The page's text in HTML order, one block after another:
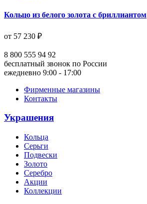
Кольцо из белого золота с бриллиантом
от 57 230 ₽
8 800 555 94 92
бесплатный звонок по России
ежедневно 9:00 - 17:00
Фирменные магазины
Контакты
Украшения
Кольца
Серьги
Подвески
Золото
Серебро
Акции
Коллекции